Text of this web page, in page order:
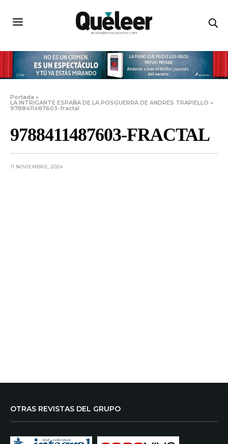
Portada »
LA INTRIGANTE ESPAÑA DE LA POSGUERRA DE ANDRÉS TRAPIELLO »
9788411487603-fractal
9788411487603-FRACTAL
11 NOVIEMBRE, 2024
OTRAS REVISTAS DEL GRUPO